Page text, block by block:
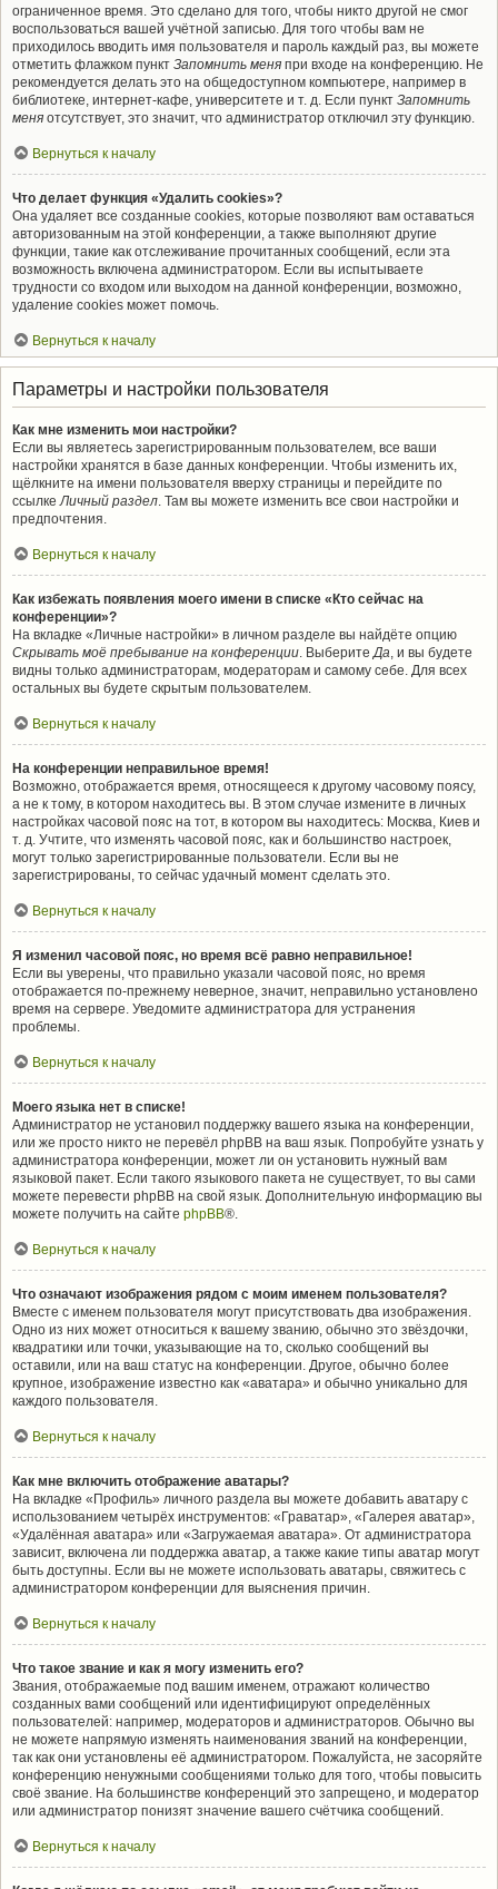
ограниченное время. Это сделано для того, чтобы никто другой не смог
воспользоваться вашей учётной записью. Для того чтобы вам не
приходилось вводить имя пользователя и пароль каждый раз, вы можете
отметить флажком пункт Запомнить меня при входе на конференцию. Не
рекомендуется делать это на общедоступном компьютере, например в
библиотеке, интернет-кафе, университете и т. д. Если пункт Запомнить
меня отсутствует, это значит, что администратор отключил эту функцию.
Вернуться к началу
Что делает функция «Удалить cookies»?
Она удаляет все созданные cookies, которые позволяют вам оставаться
авторизованным на этой конференции, а также выполняют другие
функции, такие как отслеживание прочитанных сообщений, если эта
возможность включена администратором. Если вы испытываете
трудности со входом или выходом на данной конференции, возможно,
удаление cookies может помочь.
Вернуться к началу
Параметры и настройки пользователя
Как мне изменить мои настройки?
Если вы являетесь зарегистрированным пользователем, все ваши
настройки хранятся в базе данных конференции. Чтобы изменить их,
щёлкните на имени пользователя вверху страницы и перейдите по
ссылкеЛичный раздел. Там вы можете изменить все свои настройки и
предпочтения.
Вернуться к началу
Как избежать появления моего имени в списке «Кто сейчас на
конференции»?
На вкладке «Личные настройки» в личном разделе вы найдёте опцию
Скрывать моё пребывание на конференции. ВыберитеДа, и вы будете
видны только администраторам, модераторам и самому себе. Для всех
остальных вы будете скрытым пользователем.
Вернуться к началу
На конференции неправильное время!
Возможно, отображается время, относящееся к другому часовому поясу,
а не к тому, в котором находитесь вы. В этом случае измените в личных
настройках часовой пояс на тот, в котором вы находитесь: Москва, Киев и
т. д. Учтите, что изменять часовой пояс, как и большинство настроек,
могут только зарегистрированные пользователи. Если вы не
зарегистрированы, то сейчас удачный момент сделать это.
Вернуться к началу
Я изменил часовой пояс, но время всё равно неправильное!
Если вы уверены, что правильно указали часовой пояс, но время
отображается по-прежнему неверное, значит, неправильно установлено
время на сервере. Уведомите администратора для устранения
проблемы.
Вернуться к началу
Моего языка нет в списке!
Администратор не установил поддержку вашего языка на конференции,
или же просто никто не перевёл phpBB на ваш язык. Попробуйте узнать у
администратора конференции, может ли он установить нужный вам
языковой пакет. Если такого языкового пакета не существует, то вы сами
можете перевести phpBB на свой язык. Дополнительную информацию вы
можете получить на сайте phpBB®.
Вернуться к началу
Что означают изображения рядом с моим именем пользователя?
Вместе с именем пользователя могут присутствовать два изображения.
Одно из них может относиться к вашему званию, обычно это звёздочки,
квадратики или точки, указывающие на то, сколько сообщений вы
оставили, или на ваш статус на конференции. Другое, обычно более
крупное, изображение известно как «аватара» и обычно уникально для
каждого пользователя.
Вернуться к началу
Как мне включить отображение аватары?
На вкладке «Профиль» личного раздела вы можете добавить аватару с
использованием четырёх инструментов: «Граватар», «Галерея аватар»,
«Удалённая аватара» или «Загружаемая аватара». От администратора
зависит, включена ли поддержка аватар, а также какие типы аватар могут
быть доступны. Если вы не можете использовать аватары, свяжитесь с
администратором конференции для выяснения причин.
Вернуться к началу
Что такое звание и как я могу изменить его?
Звания, отображаемые под вашим именем, отражают количество
созданных вами сообщений или идентифицируют определённых
пользователей: например, модераторов и администраторов. Обычно вы
не можете напрямую изменять наименования званий на конференции,
так как они установлены её администратором. Пожалуйста, не засоряйте
конференцию ненужными сообщениями только для того, чтобы повысить
своё звание. На большинстве конференций это запрещено, и модератор
или администратор понизят значение вашего счётчика сообщений.
Вернуться к началу